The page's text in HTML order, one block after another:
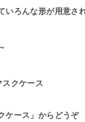
ろんな形が用意さ
クケース
ケース」からどうぞ